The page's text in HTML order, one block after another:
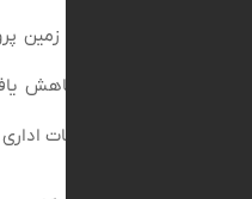
مابقی تاسیسات اداری و